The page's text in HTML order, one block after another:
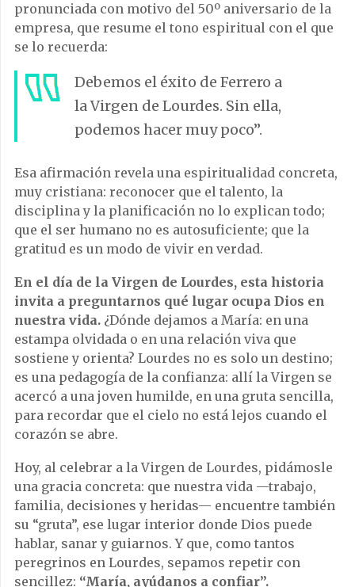
pronunciada con motivo del 50º aniversario de la
empresa, que resume el tono espiritual con el que
se lo recuerda:
Debemos el éxito de Ferrero a
la Virgen de Lourdes. Sin ella,
podemos hacer muy poco”.
Esa afirmación revela una espiritualidad concreta,
muy cristiana: reconocer que el talento, la
disciplina y la planificación no lo explican todo;
que el ser humano no es autosuficiente; que la
gratitud es un modo de vivir en verdad.
En el día de la Virgen de Lourdes, esta historia
invita a preguntarnos qué lugar ocupa Dios en
nuestra vida. ¿Dónde dejamos a María: en una
estampa olvidada o en una relación viva que
sostiene y orienta? Lourdes no es solo un destino;
es una pedagogía de la confianza: allí la Virgen se
acercó a una joven humilde, en una gruta sencilla,
para recordar que el cielo no está lejos cuando el
corazón se abre.
Hoy, al celebrar a la Virgen de Lourdes, pidámosle
una gracia concreta: que nuestra vida —trabajo,
familia, decisiones y heridas— encuentre también
su “gruta”, ese lugar interior donde Dios puede
hablar, sanar y guiarnos. Y que, como tantos
peregrinos en Lourdes, sepamos repetir con
sencillez: “María, ayúdanos a confiar”.